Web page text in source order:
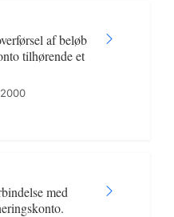
af beløb
tilhørende et
med